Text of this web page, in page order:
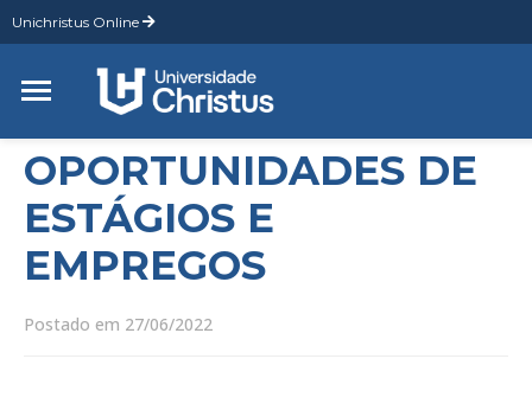
Unichristus Online
OPORTUNIDADES DE
ESTÁGIOS E
EMPREGOS
Postado em 27/06/2022